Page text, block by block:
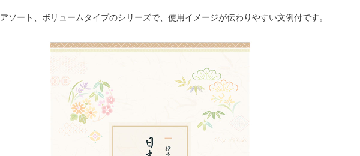
アソート、ボリュームタイプのシリーズで、使用イメージが伝わりやすい文例付です。